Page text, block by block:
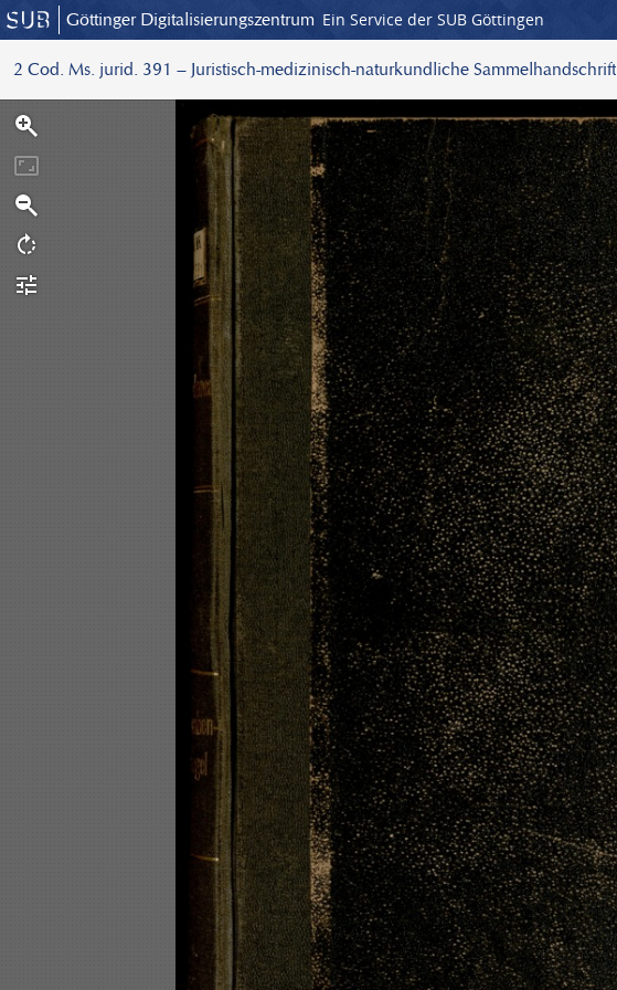
Göttinger Digitalisierungszentrum Ein Service der SUB Göttingen
2 Cod. Ms. jurid. 391 – Juristisch-medizinisch-naturkundliche Sammelhandschrift